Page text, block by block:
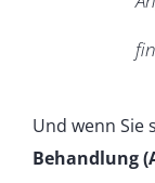
Und wenn Sie
Behandlung